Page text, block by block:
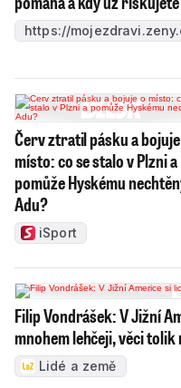
https://
Červ ztratil pásku a
místo: co se stalo v Plzni a
pomůže Hyskému
Adu?
iSport
Filip Vondrášek: V Jižní
mnohem lehčeji, věci tolik
Lidé a země